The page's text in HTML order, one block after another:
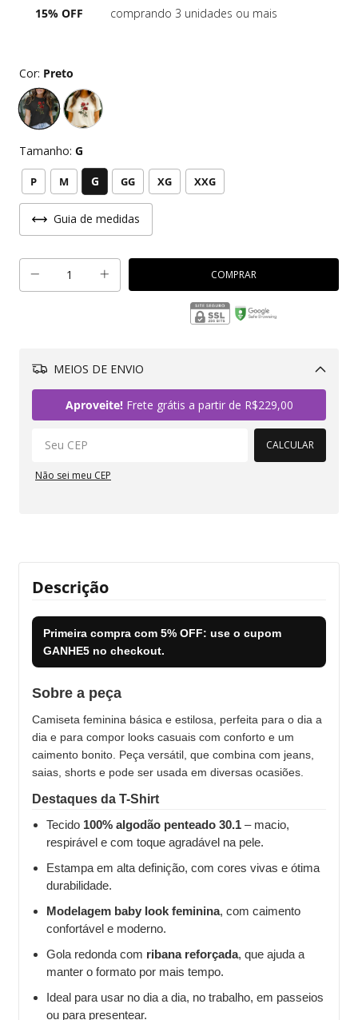
15% OFF
comprando 3 unidades ou mais
Cor: Preto
Tamanho: G
P M G GG XG XXG
Guia de medidas
MEIOS DE ENVIO
Aproveite!Frete grátis a partir de R$229,00
CALCULAR
Não sei meu CEP
Descrição
Primeira compra com 5% OFF: use o cupom
GANHE5 no checkout.
Sobre a peça
Camiseta feminina básica e estilosa, perfeita para o dia a
dia e para compor looks casuais com conforto e um
caimento bonito. Peça versátil, que combina com jeans,
saias, shorts e pode ser usada em diversas ocasiões.
Destaques da T-Shirt
Tecido 100% algodão penteado 30.1 – macio,
respirável e com toque agradável na pele.
Estampa em alta definição, com cores vivas e ótima
durabilidade.
Modelagem baby look feminina, com caimento
confortável e moderno.
Gola redonda com ribana reforçada, que ajuda a
manter o formato por mais tempo.
Ideal para usar no dia a dia, no trabalho, em passeios
ou para presentear.